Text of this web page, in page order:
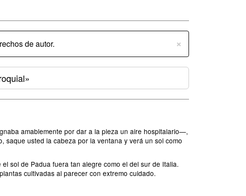
×
de autor.
amablemente por dar a la pieza un aire hospitalario—,
saque usted la cabeza por la ventana y verá un sol como
sol de Padua fuera tan alegre como el del sur de Italia.
cultivadas al parecer con extremo cuidado.